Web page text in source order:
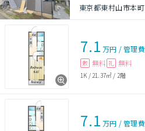
東京都東村山市本
7.1 万円 /管理費
敷 無料 礼 無料
1K / 21.37㎡ / 2階
7.1 万円 /管理費